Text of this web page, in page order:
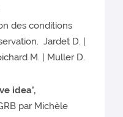
des conditions
Jardet D. |
M. | Muller D.
idea’,
par Michèle